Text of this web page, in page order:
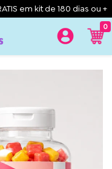
em kit de 180 dias ou +
0